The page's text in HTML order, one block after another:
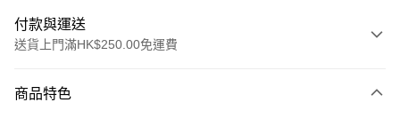
付款與運送
送貨上門滿HK$250.00免運費
信用卡
商品特色